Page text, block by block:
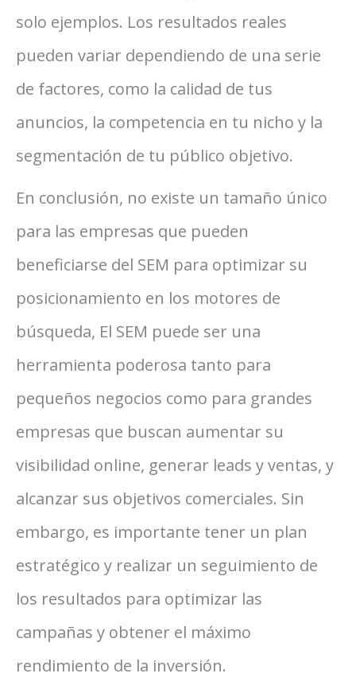
solo ejemplos. Los resultados reales
pueden variar dependiendo de una serie
de factores, como la calidad de tus
anuncios, la competencia en tu nicho y la
segmentación de tu público objetivo.
En conclusión, no existe un tamaño único
para las empresas que pueden
beneficiarse del SEM para optimizar su
posicionamiento en los motores de
búsqueda, El SEM puede ser una
herramienta poderosa tanto para
pequeños negocios como para grandes
empresas que buscan aumentar su
visibilidad online, generar leads y ventas, y
alcanzar sus objetivos comerciales. Sin
embargo, es importante tener un plan
estratégico y realizar un seguimiento de
los resultados para optimizar las
campañas y obtener el máximo
rendimiento de la inversión.